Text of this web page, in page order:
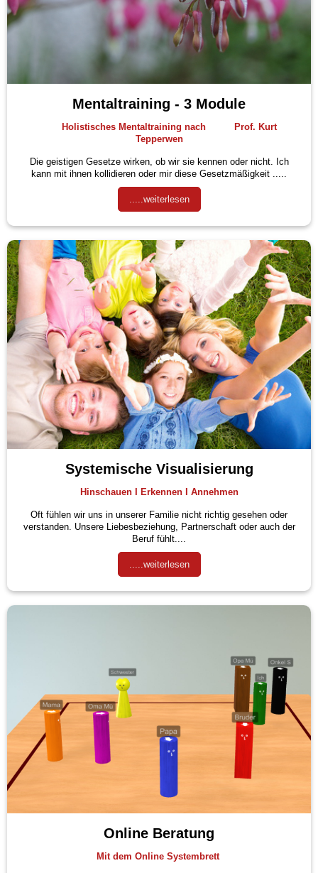
Mentaltraining - 3 Module
Holistisches Mentaltraining nach Prof. Kurt
Tepperwen
Die geistigen Gesetze wirken, ob wir sie kennen oder nicht.
Ich
kann mit ihnen kollidieren oder mir diese Gesetzmäßigkeit .....
.....weiterlesen
Systemische Visualisierung
Hinschauen I Erkennen I Annehmen
Oft fühlen wir uns in unserer Familie nicht richtig gesehen oder
verstanden. Unsere Liebesbeziehung, Partnerschaft oder auch der
Beruf fühlt....
.....weiterlesen
Online Beratung
Mit dem Online Systembrett